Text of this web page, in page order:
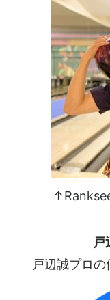
戸
戸辺誠プロ